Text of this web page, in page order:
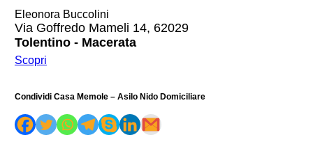
Eleonora Buccolini
Via Goffredo Mameli 14, 62029
Tolentino - Macerata
Scopri
Condividi Casa Memole – Asilo Nido Domiciliare